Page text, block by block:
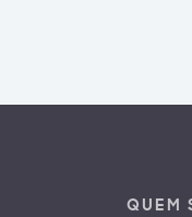
QUEM